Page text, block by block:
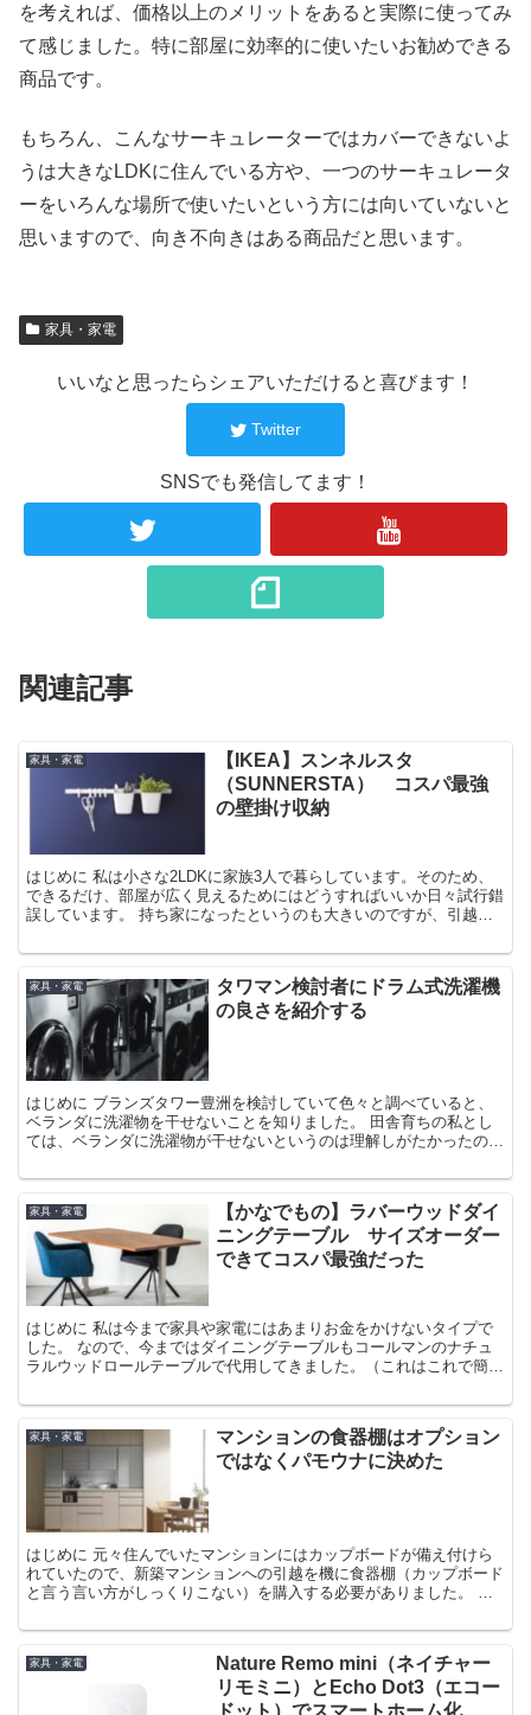
を考えれば、価格以上のメリットをあると実際に使ってみ
て感じました。特に部屋に効率的に使いたいお勧めできる
商品です。
もちろん、こんなサーキュレーターではカバーできないよ
うは大きなLDKに住んでいる方や、一つのサーキュレータ
ーをいろんな場所で使いたいという方には向いていないと
思いますので、向き不向きはある商品だと思います。
家具・家電
いいなと思ったらシェアいただけると喜びます！
Twitter
SNSでも発信してます！
関連記事
家具・家電
【IKEA】スンネルスタ
（SUNNERSTA） コスパ最強
の壁掛け収納
はじめに 私は小さな2LDKに家族3人で暮らしています。そのため、
できるだけ、部屋が広く見えるためにはどうすればいいか日々試行錯
誤しています。 持ち家になったというのも大きいのですが、引越を
家具・家電
タワマン検討者にドラム式洗濯機
の良さを紹介する
はじめに ブランズタワー豊洲を検討していて色々と調べていると、
ベランダに洗濯物を干せないことを知りました。 田舎育ちの私とし
ては、ベランダに洗濯物が干せないというのは理解しがたかったので
家具・家電
【かなでもの】ラバーウッドダイ
ニングテーブル サイズオーダー
できてコスパ最強だった
はじめに 私は今まで家具や家電にはあまりお金をかけないタイプで
した。 なので、今まではダイニングテーブルもコールマンのナチュ
ラルウッドロールテーブルで代用してきました。（これはこれで簡単
家具・家電
マンションの食器棚はオプション
ではなくパモウナに決めた
はじめに 元々住んでいたマンションにはカップボードが備え付けら
れていたので、新築マンションへの引越を機に食器棚（カップボード
と言う言い方がしっくりこない）を購入する必要がありました。 そ
家具・家電
Nature Remo mini（ネイチャー
リモミニ）とEcho Dot3（エコー
ドット）でスマートホーム化